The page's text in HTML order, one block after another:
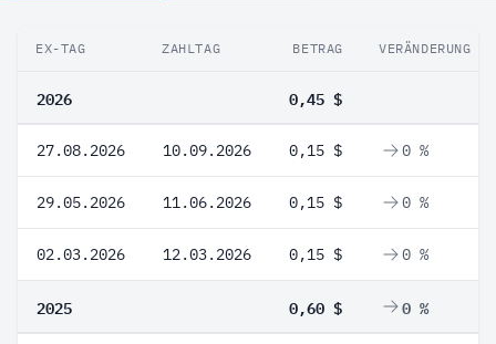
EX-TAG ZAHLTAG BETRAG VERÄNDERUNG
2026 0,45 $
27.08.2026 10.09.2026 0,15 $ 0 %
29.05.2026 11.06.2026 0,15 $ 0 %
02.03.2026 12.03.2026 0,15 $ 0 %
2025 0,60 $ 0 %